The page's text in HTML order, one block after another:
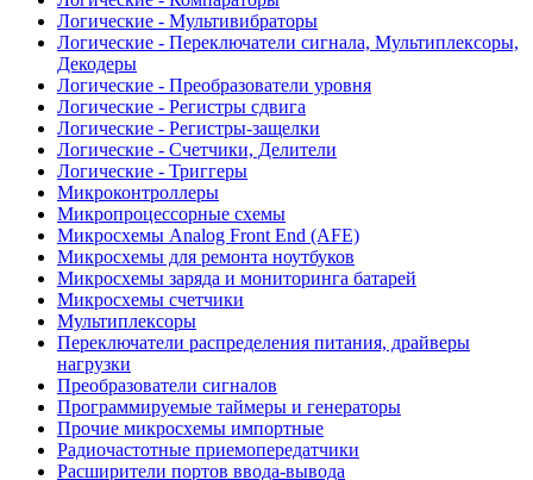
Логические - Мультивибраторы
Логические - Переключатели сигнала, Мультиплексоры,
Декодеры
Логические - Преобразователи уровня
Логические - Регистры сдвига
Логические - Регистры-защелки
Логические - Счетчики, Делители
Логические - Триггеры
Микроконтроллеры
Микропроцессорные схемы
Микросхемы Analog Front End (AFE)
Микросхемы для ремонта ноутбуков
Микросхемы заряда и мониторинга батарей
Микросхемы счетчики
Мультиплексоры
Переключатели распределения питания, драйверы
нагрузки
Преобразователи сигналов
Программируемые таймеры и генераторы
Прочие микросхемы импортные
Радиочастотные приемопередатчики
Расширители портов ввода-вывода